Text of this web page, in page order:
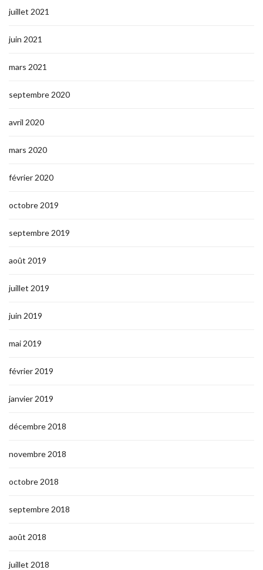
juillet 2021
juin 2021
mars 2021
septembre 2020
avril 2020
mars 2020
février 2020
octobre 2019
septembre 2019
août 2019
juillet 2019
juin 2019
mai 2019
février 2019
janvier 2019
décembre 2018
novembre 2018
octobre 2018
septembre 2018
août 2018
juillet 2018